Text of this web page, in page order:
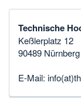
Technische
Keßlerplatz 12
90489 Nürnberg
E-Mail: